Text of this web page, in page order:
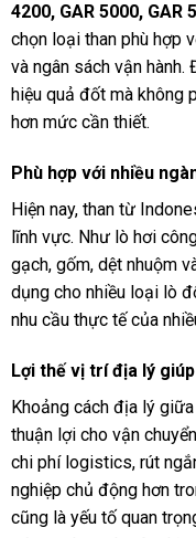
4200, GAR 5000, GAR
chọn loại than phù hợp
và ngân sách vận
hiệu quả đốt mà không
hơn mức cần thiết.
Phù hợp với nhiều
Hiện nay, than từ
lĩnh vực. Như lò hơi
gạch, gốm, dệt nhuộm
dụng cho nhiều loại lò
nhu cầu thực tế của
Lợi thế vị trí địa lý
Khoảng cách địa lý
thuận lợi cho vận
chi phí logistics, rút
nghiệp chủ động hơn
cũng là yếu tố quan